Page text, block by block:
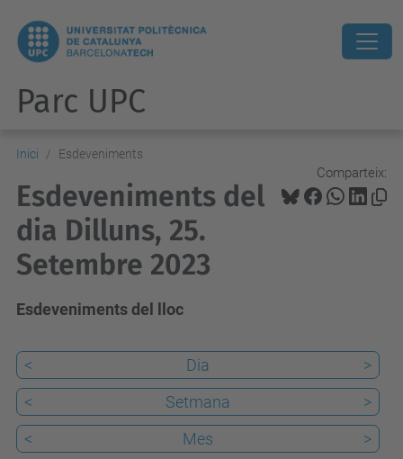
Parc UPC
Inici Esdeveniments
Comparteix:
Esdeveniments del
dia Dilluns, 25.
Setembre 2023
Esdeveniments del lloc
< Dia
>
<
Setmana
>
<
Mes >